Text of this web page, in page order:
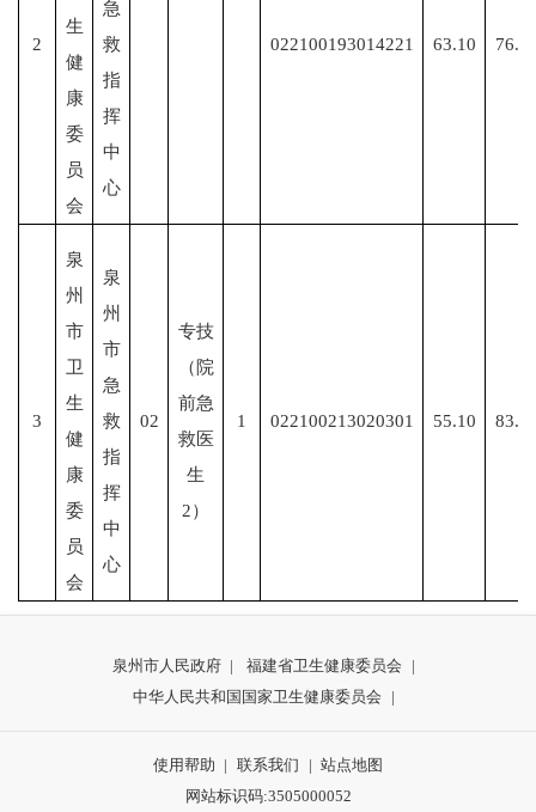
2
生
健
康
委
员
会
急
救
指
挥
中
心
022100193014221 63.10
3
泉
州
市
卫
生
健
康
委
员
会
泉
州
市
急
救
指
挥
中
心
02
专技
（院
前急
救医
生
2）
1 022100213020301 55.10
泉州市人民政府 | 福建省卫生健康委员会
|
中华人民共和国国家卫生健康委员会
|
使用帮助 | 联系我们 | 站点地图
网站标识码:3505000052